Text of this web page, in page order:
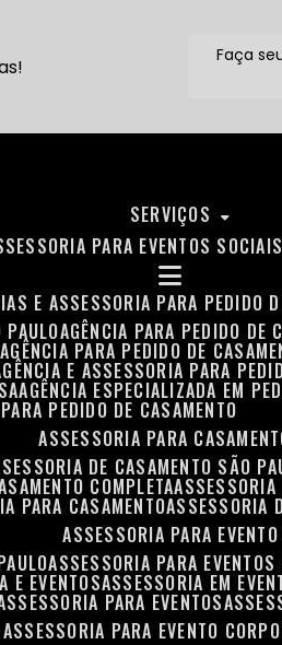
Faça
SERVIÇOS
PARA EVENTOS
E ASSESSORIA PARA PEDIDO
PAULO AGÊNCIA PARA PEDIDO DE
AGÊNCIA PARA PEDIDO DE
AGÊNCIA E ASSESSORIA PARA
AGÊNCIA ESPECIALIZADA EM
PARA PEDIDO DE CASAMENTO
ASSESSORIA PARA
DE CASAMENTO SÃO
COMPLETA
PARA CASAMENTO ASSESSORIA
ASSESSORIA PARA EVENTO
ASSESSORIA PARA
E EVENTOS ASSESSORIA EM
ASSESSORIA PARA EVENTOS
ASSESSORIA PARA EVENTO